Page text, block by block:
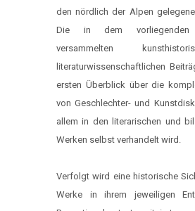
den nördlich der Alpen
Die in dem vorliegenden
versammelten
literaturwissenschaftlichen
ersten Überblick über die
von Geschlechter- und
allem in den literarischen und
Werken selbst verhandelt wird.
Verfolgt wird eine historische
Werke in ihrem jeweiligen